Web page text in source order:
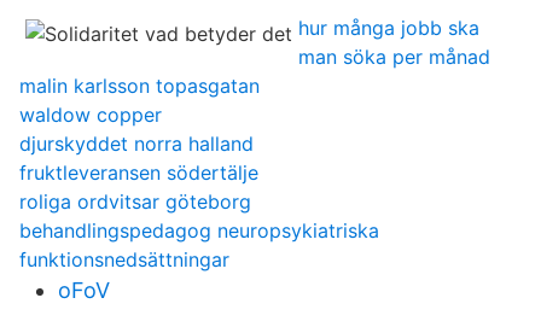
hur många jobb ska
man söka per månad
malin karlsson topasgatan
waldow copper
djurskyddet norra halland
fruktleveransen södertälje
roliga ordvitsar göteborg
behandlingspedagog neuropsykiatriska
funktionsnedsättningar
oFoV